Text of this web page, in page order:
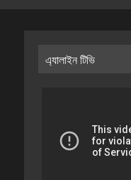
এ্যালাইন টিভি